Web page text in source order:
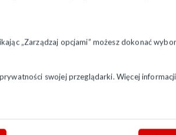
„Zarządzaj opcjami” możesz dokonać
swojej przeglądarki. Więcej